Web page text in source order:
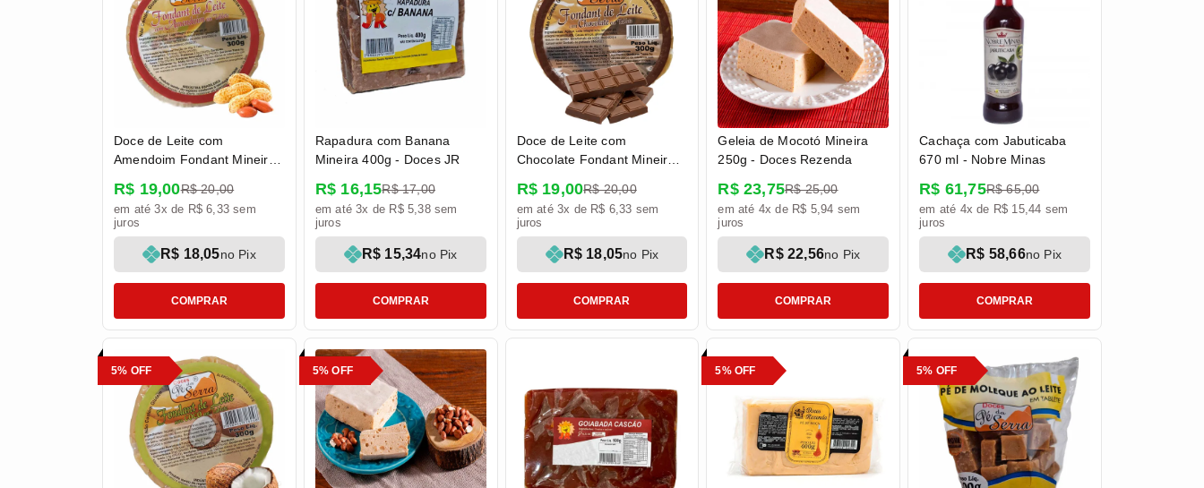
Doce de Leite com
Amendoim Fondant Mineiro
da Serra
R$ 19,00R$ 20,00
R$ 18,05no Pix
em até 3x de R$ 6,33 sem
juros
COMPRAR
Rapadura com Banana
Mineira 400g - Doces JR
R$ 16,15R$ 17,00
R$ 15,34no Pix
em até 3x de R$ 5,38 sem
juros
COMPRAR
Doce de Leite com
Chocolate Fondant Mineiro
da Serra
R$ 19,00R$ 20,00
R$ 18,05no Pix
em até 3x de R$ 6,33 sem
juros
COMPRAR
Geleia de Mocotó Mineira
250g - Doces Rezenda
R$ 23,75R$ 25,00
R$ 22,56no Pix
em até 4x de R$ 5,94 sem
juros
COMPRAR
Cachaça com Jabuticaba
670 ml - Nobre Minas
R$ 61,75R$ 65,00
R$ 58,66no Pix
em até 4x de R$ 15,44 sem
juros
COMPRAR
5% OFF 5% OFF 5% OFF 5% OFF